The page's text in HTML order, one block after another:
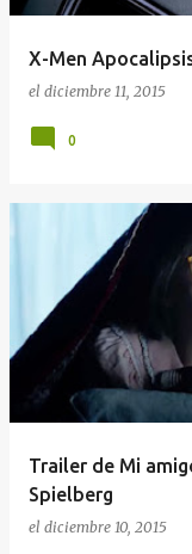
X-Men
el diciembre 11, 2015
0
Trailer de Mi
Spielberg
el diciembre 10, 2015